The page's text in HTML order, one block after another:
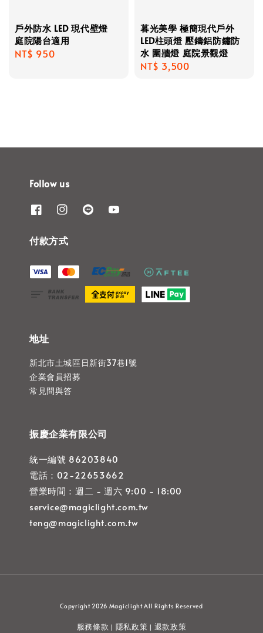
戶外防水 LED 現代壁燈
庭院陽台適用
Regular
NT$ 950
暮光美學 極簡現代戶外
LED柱頭燈 壓鑄鋁防鏽防
水 圍牆燈 庭院景觀燈
Regular
NT$ 3,500
Follow us
付款方式
地址
新北市土城區日新街37巷1號
企業會員招募
常見問與答
振慶企業有限公司
統一編號 86203840
電話：02-22653662
營業時間：週二 - 週六 9:00 - 18:00
service@magiclight.com.tw
teng@magiclight.com.tw
Copyright 2026 Magiclight All Rights Reserved
服務條款 | 隱私政策 | 退款政策